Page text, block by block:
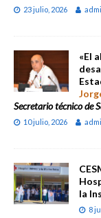
23 julio, 2026
«El
Secretario técnico de
10 julio, 2026
la
8